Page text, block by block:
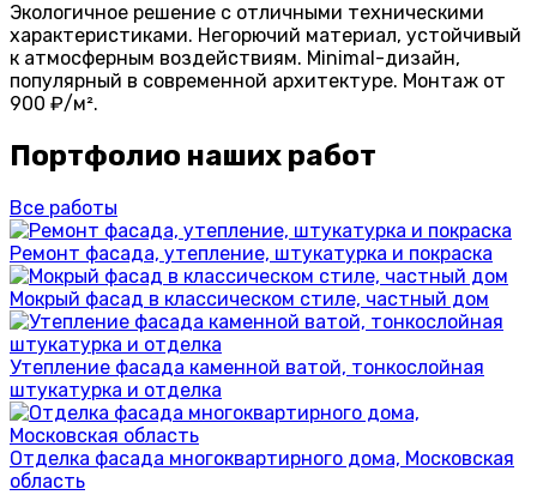
Экологичное решение с отличными техническими
характеристиками. Негорючий материал, устойчивый
к атмосферным воздействиям. Minimal-дизайн,
популярный в современной архитектуре. Монтаж от
900 ₽/м².
Портфолио наших работ
Все работы
Ремонт фасада, утепление, штукатурка и покраска
Мокрый фасад в классическом стиле, частный дом
Утепление фасада каменной ватой, тонкослойная
штукатурка и отделка
Отделка фасада многоквартирного дома, Московская
область